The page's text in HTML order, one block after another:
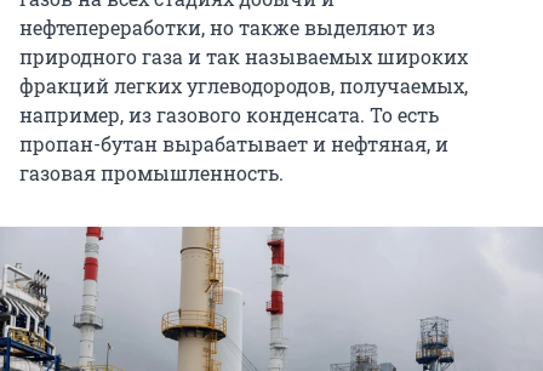
нефтепереработки, но также выделяют из
природного газа и так называемых широких
фракций легких углеводородов, получаемых,
например, из газового конденсата. То есть
пропан-бутан вырабатывает и нефтяная, и
газовая промышленность.